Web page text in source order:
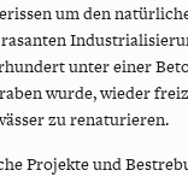
um den
unter einer
wurde, wieder
zu renaturieren.
Projekte und